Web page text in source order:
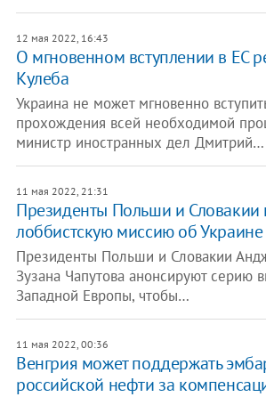
12 мая 2022, 16:43
О мгновенном вступлении в ЕС
Кулеба
Украина не может мгновенно
прохождения всей необходимой
министр иностранных дел Дмитрий…
11 мая 2022, 21:31
Президенты Польши и Словакии
лоббистскую миссию об Украине
Президенты Польши и Словакии
Зузана Чапутова анонсируют серию
Западной Европы, чтобы…
11 мая 2022, 00:36
Венгрия может поддержать
российской нефти за